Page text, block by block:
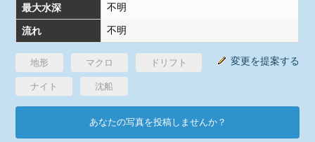
最大水深 不明
流れ 不明
変更を提案する
地形 マクロ ドリフト
ナイト 沈船
あなたの写真を投稿しませんか？